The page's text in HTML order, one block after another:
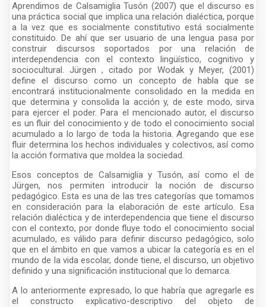
Aprendimos de Calsamiglia Tusón (2007) que el discurso es
una práctica social que implica una relación dialéctica, porque
a la vez que es socialmente constitutivo está socialmente
constituido. De ahí que ser usuario de una lengua pasa por
construir discursos soportados por una relación de
interdependencia con el contexto lingüístico, cognitivo y
sociocultural. Jürgen , citado por Wodak y Meyer, (2001)
define el discurso como un concepto de habla que se
encontrará institucionalmente consolidado en la medida en
que determina y consolida la acción y, de este modo, sirva
para ejercer el poder. Para el mencionado autor, el discurso
es un fluir del conocimiento y de todo el conocimiento social
acumulado a lo largo de toda la historia. Agregando que ese
fluir determina los hechos individuales y colectivos, así como
la acción formativa que moldea la sociedad.
Esos conceptos de Calsamiglia y Tusón, así como el de
Jürgen, nos permiten introducir la noción de discurso
pedagógico. Esta es una de las tres categorías que tomamos
en consideración para la elaboración de este artículo. Esa
relación dialéctica y de interdependencia que tiene el discurso
con el contexto, por donde fluye todo el conocimiento social
acumulado, es válido para definir discurso pedagógico, solo
que en el ámbito en que vamos a ubicar la categoría es en el
mundo de la vida escolar, donde tiene, el discurso, un objetivo
definido y una significación institucional que lo demarca.
A lo anteriormente expresado, lo que habría que agregarle es
el constructo explicativo-descriptivo del objeto de